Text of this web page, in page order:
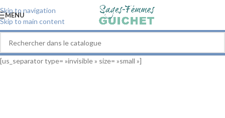
Skip to navigation
Skip to main content
MENU
[us_separator type= »invisible » size= »small »]